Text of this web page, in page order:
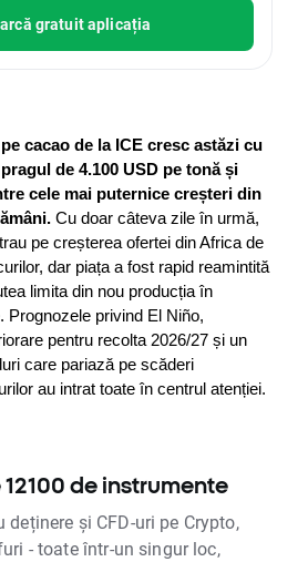
gratuit aplicația
cacao de la ICE cresc astăzi cu
de 4.100 USD pe tonă și
cele mai puternice creșteri din
Cu doar câteva zile în urmă,
pe creșterea ofertei din Africa de
dar piața a fost rapid reamintită
limita din nou producția în
Prognozele privind El Niño,
pentru recolta 2026/27 și un
care pariază pe scăderi
au intrat toate în centrul atenției.
de instrumente
deținere și CFD-uri pe Crypto,
- toate într-un singur loc,